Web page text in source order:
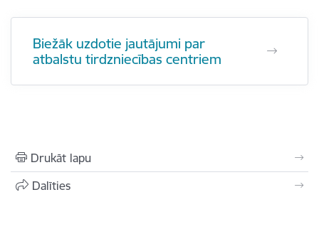
Biežāk uzdotie jautājumi par
atbalstu tirdzniecības centriem
Drukāt lapu
Dalīties